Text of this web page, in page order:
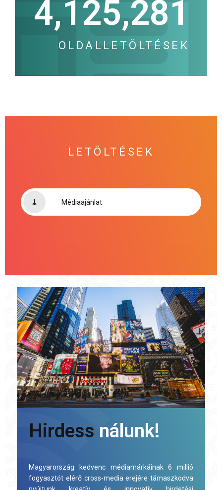
4,125,281
OLDALLETÖLTÉSEK
LETÖLTÉSEK
Médiaajánlat
Hirdess nálunk!
Magyarország kedvenc médiamárkáinak 6 millió
fogyasztót elérő cross-media erejére támaszkodva